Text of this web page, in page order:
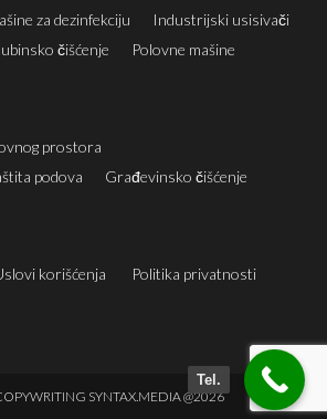
za dezinfekciju
Industrijski usisivači
čišćenje
Polovne mašine
prostora
podova
Građevinsko čišćenje
korišćenja
Politika privatnosti
SYNTAX.MEDIA @2026
Tel.